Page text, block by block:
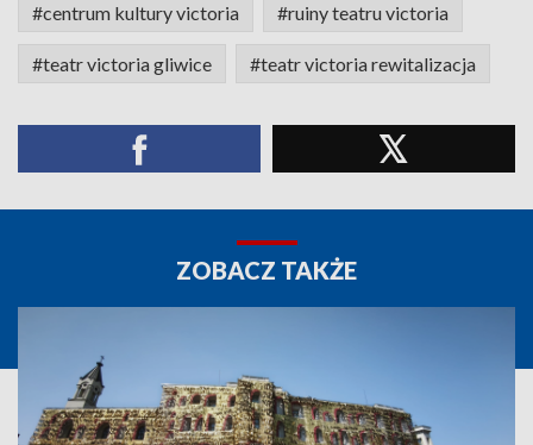
#centrum kultury victoria #ruiny teatru victoria
#teatr victoria gliwice #teatr victoria rewitalizacja
ZOBACZ TAKŻE